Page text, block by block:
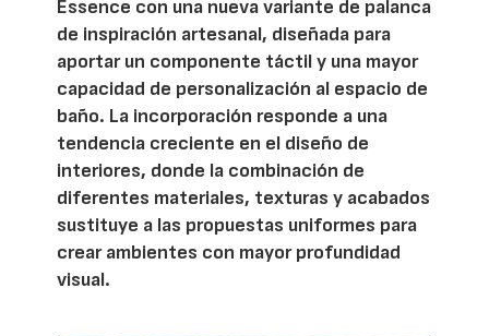
Essence con una nueva variante de palanca
de inspiración artesanal, diseñada para
aportar un componente táctil y una mayor
capacidad de personalización al espacio de
baño. La incorporación responde a una
tendencia creciente en el diseño de
interiores, donde la combinación de
diferentes materiales, texturas y acabados
sustituye a las propuestas uniformes para
crear ambientes con mayor profundidad
visual.